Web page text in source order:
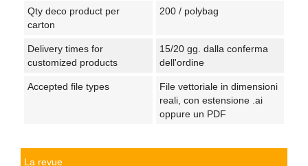
Qty deco product per
carton
200 / polybag
Delivery times for
customized products
15/20 gg. dalla conferma
dell'ordine
Accepted file types
File vettoriale in dimensioni
reali, con estensione .ai
oppure un PDF
La revue